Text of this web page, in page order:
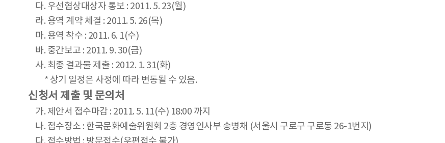
다. 우선협상대상자 통보 : 2011. 5. 23(월)
라. 용역 계약 체결 : 2011. 5. 26(목)
마. 용역 착수 : 2011. 6. 1(수)
바. 중간보고 : 2011. 9. 30(금)
사. 최종 결과물 제출 : 2012. 1. 31(화)
* 상기 일정은 사정에 따라 변동될 수 있음.
신청서 제출 및 문의처
가. 제안서 접수마감 : 2011. 5. 11(수) 18:00 까지
나. 접수장소 : 한국문화예술위원회 2층 경영인사부 송병채 (서울시 구로구 구로동 26-1번지)